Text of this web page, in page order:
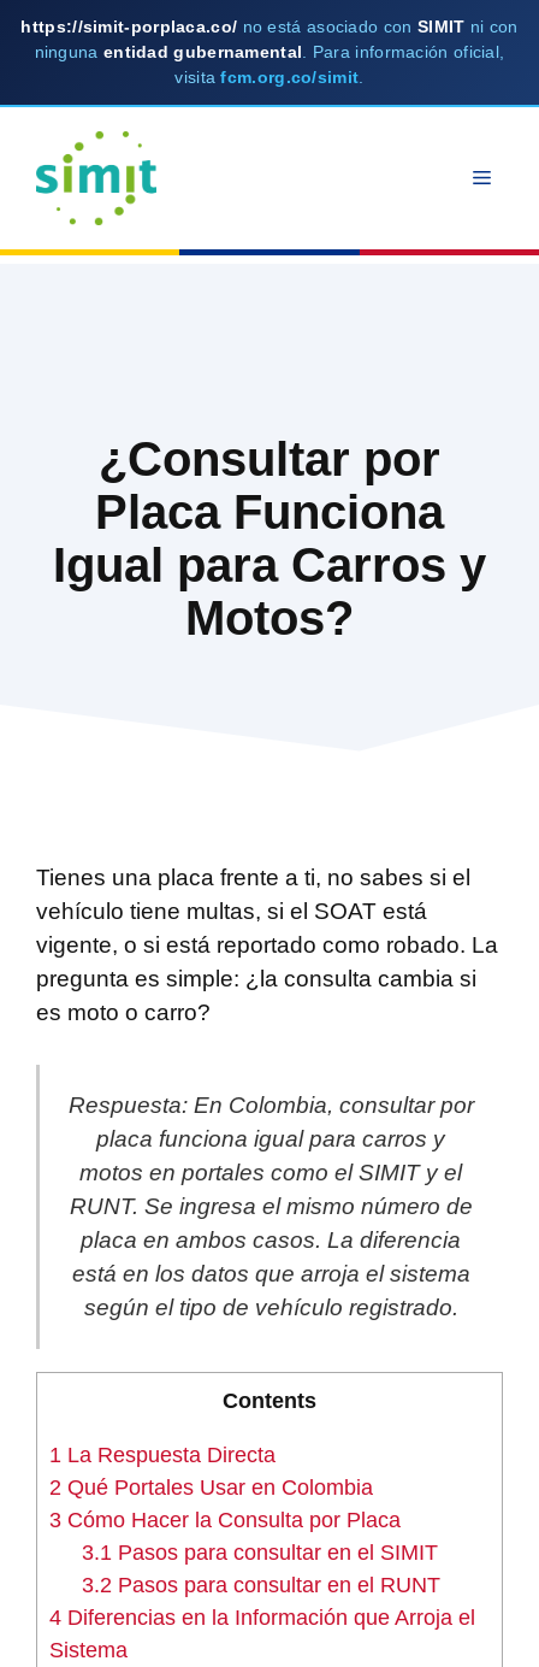
https://simit-porplaca.co/ no está asociado con SIMIT ni con
ninguna entidad gubernamental . Para información oficial,
visitafcm.org.co/simit
content
¿Consultar por
Placa Funciona
Igual para Carros y
Motos?
Tienes una placa frente a ti, no sabes si el
vehículo tiene multas, si el SOAT está
vigente, o si está reportado como robado. La
pregunta es simple: ¿la consulta cambia si
es moto o carro?
Respuesta: En Colombia, consultar por
placa funciona igual para carros y
motos en portales como el SIMIT y el
RUNT. Se ingresa el mismo número de
placa en ambos casos. La diferencia
está en los datos que arroja el sistema
según el tipo de vehículo registrado.
Contents
1 La Respuesta Directa
2 Qué Portales Usar en Colombia
3 Cómo Hacer la Consulta por Placa
3.1 Pasos para consultar en el SIMIT
3.2 Pasos para consultar en el RUNT
4 Diferencias en la Información que Arroja el
Sistema